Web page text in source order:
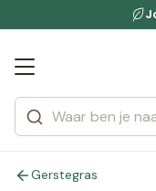
Zoeken
Gerstegras